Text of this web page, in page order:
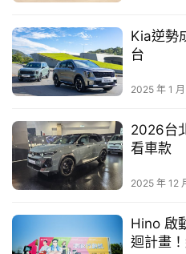
玩
C
A
R
TNCAP 第一版制度自 112 年
評等結
果公布(包含 5 個業者自費評
作法頒發
TNCAP 制度第一版獎項，鼓
輛業者，以
及安全性表現最佳的車型代表
一、 TNCAP 卓越參與獎：裕
二、 TNCAP 參與獎：台灣本
三、 TNCAP 最佳旅行式車
Kia逆勢
台
2025 年 1
2026台
看車款
2025 年 12
Hino 啟
迴計畫